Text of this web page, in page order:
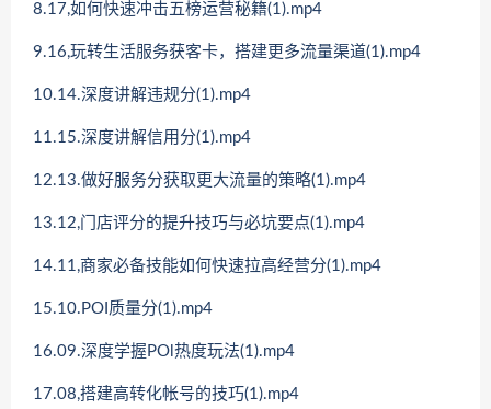
8.17,如何快速冲击五榜运营秘籍(1).mp4
9.16,玩转生活服务获客卡，搭建更多流量渠道(1).mp4
10.14.深度讲解违规分(1).mp4
11.15.深度讲解信用分(1).mp4
12.13.做好服务分获取更大流量的策略(1).mp4
13.12,门店评分的提升技巧与必坑要点(1).mp4
14.11,商家必备技能如何快速拉高经营分(1).mp4
15.10.POI质量分(1).mp4
16.09.深度学握POl热度玩法(1).mp4
17.08,搭建高转化帐号的技巧(1).mp4